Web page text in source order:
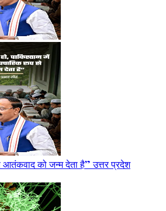
को जन्म देता है” उत्तर प्रदेश